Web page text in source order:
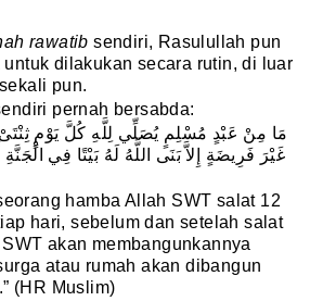
rawatib sendiri, Rasulullah pun
dilakukan secara rutin, di luar
pun.
pernah bersabda:
مَا مِنْ عَبْدٍ مُسْلِمٍ يُصَلِّي لِلَّهِ كُلَّ يَوْمٍ
غَيْرَ فَرِيضَةٍ إِلاَّ بَنَى اللَّهُ لَهُ بَيْتًا فِي
hamba Allah SWT salat 12
hari, sebelum dan setelah salat
akan membangunkannya
atau rumah akan dibangun
(HR Muslim)